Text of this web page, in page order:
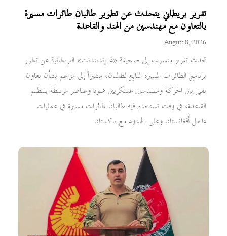
تقرير بريطاني يتحدث عن تطوير طالبان طائرات مسيرة
بالتعاون مع مهندسين من الهند والقاعدة
August 8, 2026
تحدث تقرير منسوب إلى صحيفة «ذا إندبندنت» البريطانية عن تطور
برنامج الطائرات المسيرة التابع لطالبان، مشيراً إلى مزاعم بشأن تعاون
تقني بين الحركة ومهندسين عسكريين هنود وعناصر مرتبطة بتنظيم
القاعدة، في وقت تستخدم فيه طالبان طائرات مسيرة في عمليات
داخل أفغانستان وعلى الحدود مع باكستان